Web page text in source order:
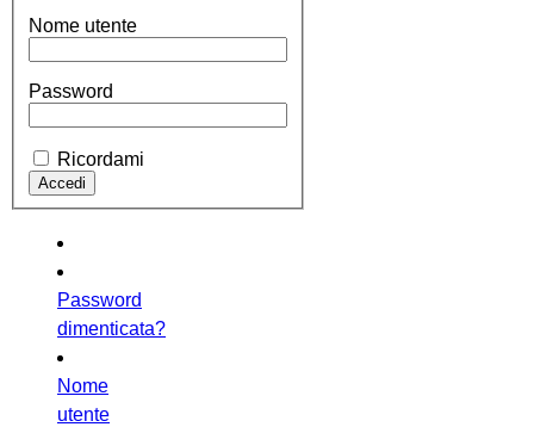
Nome utente
Password
Ricordami
Password
dimenticata?
Nome
utente